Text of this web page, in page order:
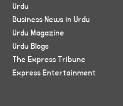
Urdu
Business News in Urdu
Urdu Magazine
Urdu Blogs
The Express Tribune
Express Entertainment